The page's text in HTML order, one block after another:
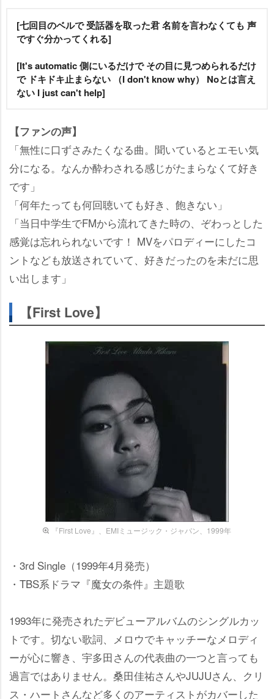
[七回目のベルで 受話器を取った君 名前を言わなくても 声
ですぐ分かってくれる]
[It's automatic 側にいるだけで その目に見つめられるだけ
で ドキドキ止まらない （I don't know why） Noとは言え
ない I just can't help]
【ファンの声】
「無性に口ずさみたくなる曲。聞いているとエモい気
分になる。なんか酔わされる感じがたまらなくて好き
です」
「何年たっても何回聴いても好き、飽きない」
「当日中学生でFMから流れてきた時の、ぞわっとした
感覚は忘れられないです！ MVをパロディーにしたコ
ントなども放送されていて、好きだったのを未だに思
い出します」
【First Love】
『First Love』、EMIミュージック・ジャパン、1999年
・3rd Single（1999年4月発売）
・TBS系ドラマ『魔女の条件』主題歌
1993年に発売されたデビューアルバムのシングルカッ
トです。切ない歌詞、メロウでキャッチーなメロディ
ーが心に響き、宇多田さんの代表曲の一つと言っても
過言ではありません。桑田佳祐さんやJUJUさん、クリ
ス・ハートさんなど多くのアーティストがカバーした